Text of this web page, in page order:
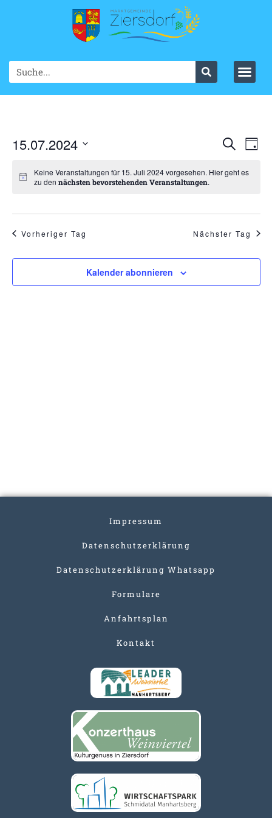
SucheTag
15.07.2024
wählen.Keine Veranstaltungen für 15. Juli 2024 vorgesehen. Hier geht es
zu den nächsten bevorstehenden Veranstaltungen.
Vorheriger Tag Nächster Tag
Kalender abonnieren
Impressum
Datenschutzerklärung
Datenschutzerklärung Whatsapp
Formulare
Anfahrtsplan
Kontakt